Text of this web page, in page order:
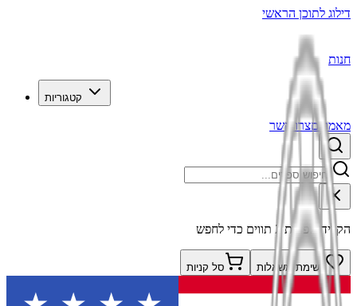
דילוג לתוכן הראשי
חנות
קטגוריות
מאמריםצרו קשר
הקלידו לפחות 2 תווים כדי לחפש
רשימת משאלות סל קניות